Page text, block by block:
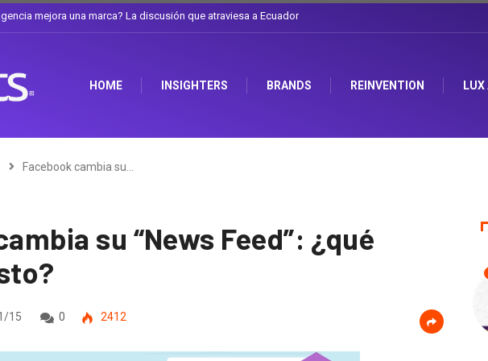
y el arte de cambiarse el sombrero en Corporación Favorita
HOME INSIGHTERS BRANDS REINVENTION LUX
Facebook cambia su…
su “News Feed”: ¿qué
15 0 2412